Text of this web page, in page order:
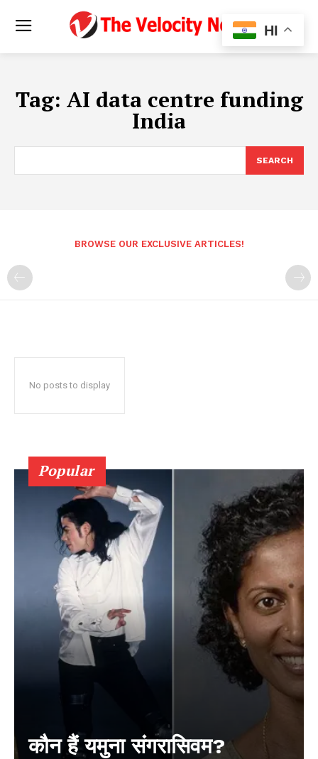
Tag: AI data centre funding
India
SEARCH
BROWSE OUR EXCLUSIVE ARTICLES!
No posts to display
Popular
कौन हैं यमुना संगरासिवम?
HI